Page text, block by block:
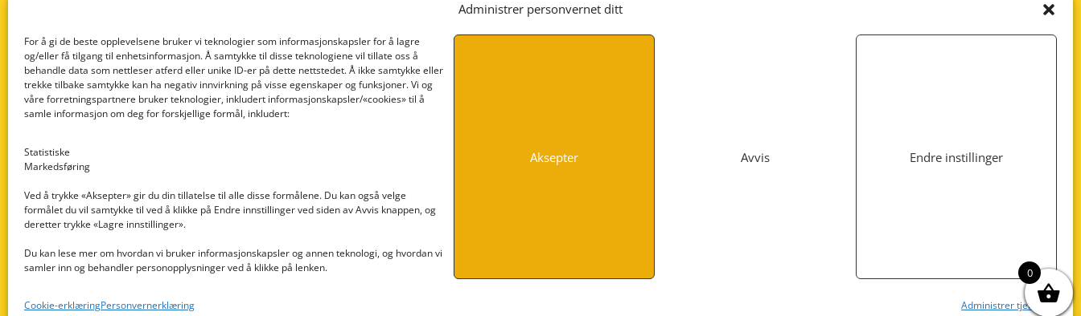
Administrer personvernet ditt
For å gi de beste opplevelsene bruker vi teknologier som informasjonskapsler for å lagre
og/eller få tilgang til enhetsinformasjon. Å samtykke til disse teknologiene vil tillate oss å
behandle data som nettleser atferd eller unike ID-er på dette nettstedet. Å ikke samtykke eller
trekke tilbake samtykke kan ha negativ innvirkning på visse egenskaper og funksjoner. Vi og
våre forretningspartnere bruker teknologier, inkludert informasjonskapsler/«cookies» til å
samle informasjon om deg for forskjellige formål, inkludert:
Statistiske
Markedsføring
Ved å trykke «Aksepter» gir du din tillatelse til alle disse formålene. Du kan også velge
formålet du vil samtykke til ved å klikke på Endre innstillinger ved siden av Avvis knappen, og
deretter trykke «Lagre innstillinger».
Du kan lese mer om hvordan vi bruker informasjonskapsler og annen teknologi, og hvordan vi
samler inn og behandler personopplysninger ved å klikke på lenken.
Administrer tjenester
Aksepter Avvis Endre instillinger
Cookie-erklæringPersonvernerklæring
Nedre Nøttveit 60, 5238 Rådal
Org. nr: 996430022
INFORMASJON
0